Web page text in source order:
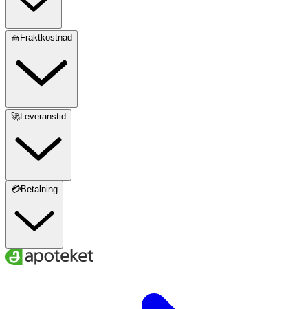
🧺Fraktkostnad
🚀Leveranstid
💳Betalning